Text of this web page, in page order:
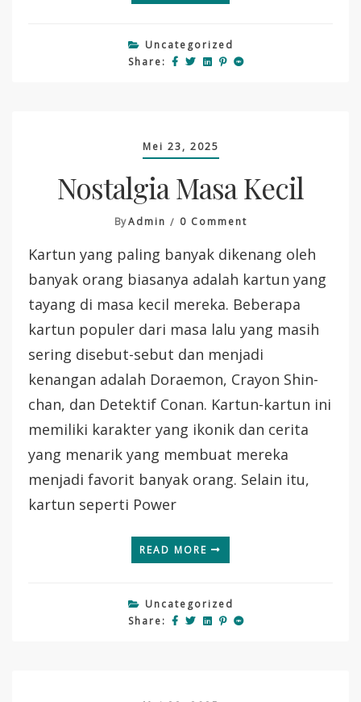
Uncategorized
Share:
Mei 23, 2025
Nostalgia Masa Kecil
ByAdmin 0 CommentOn
Masa
Kecil
Kartun yang paling banyak dikenang oleh
banyak orang biasanya adalah kartun yang
tayang di masa kecil mereka. Beberapa
kartun populer dari masa lalu yang masih
sering disebut-sebut dan menjadi
kenangan adalah Doraemon, Crayon Shin-
chan, dan Detektif Conan. Kartun-kartun ini
memiliki karakter yang ikonik dan cerita
yang menarik yang membuat mereka
menjadi favorit banyak orang. Selain itu,
kartun seperti Power
READ MORE
Uncategorized
Share: